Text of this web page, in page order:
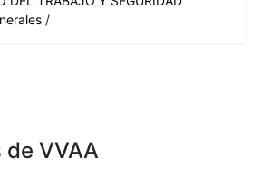
/
VVAA